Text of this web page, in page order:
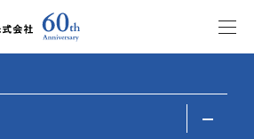
のページの本文へ移動
Information